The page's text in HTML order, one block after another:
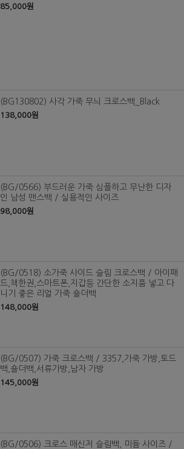
85,000원
(BG130802) 사각 가죽 무늬 크로스백_Black
138,000원
(BG/0566) 부드러운 가죽 심플하고 무난한 디자
인 남성 맨스백 / 실용적인 사이즈
98,000원
(BG/0518) 소가죽 사이드 슬림 크로스백 / 아이패
드,책한권,스마트폰,지갑등 간단한 소지품 넣고 다
니기 좋은 리얼 가죽 숄더백
148,000원
(BG/0507) 가죽 크로스백 / 3357,가죽 가방,토드
백,숄더백,서류가방,남자 가방
145,000원
(BG/0506) 크로스 매신저 슬림백, 미듐 사이즈 /